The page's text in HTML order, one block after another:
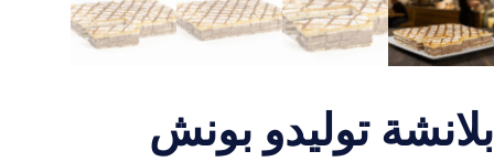
بلانشة توليدو بونش